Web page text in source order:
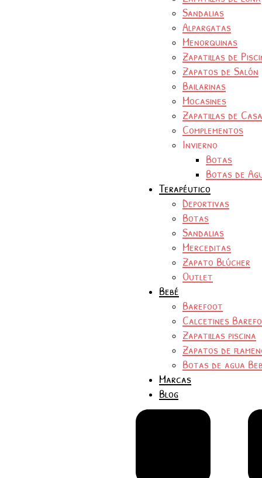
Sandalias
Alpargatas
Menorquinas
Zapatillas de
Zapatos de Salón
Bailarinas
Mocasines
Zapatillas de Casa
Complementos
Invierno
Botas
Botas de
Terapéutico
Deportivas
Botas
Sandalias
Merceditas
Zapato Blúcher
Outlet
Bebé
Barefoot
Calcetines
Zapatillas piscina
Zapatos de
Botas de agua
Marcas
Blog